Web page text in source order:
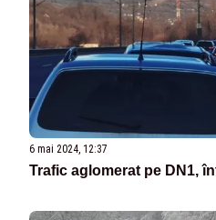
6 mai 2024, 12:37
Trafic aglomerat pe DN1,